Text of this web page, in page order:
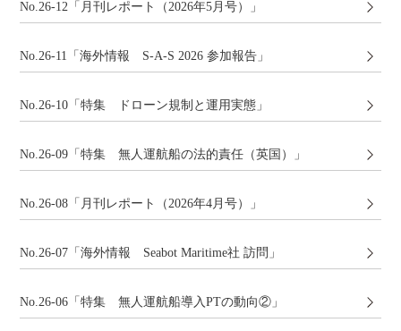
No.26-12「月刊レポート（2026年5月号）」
No.26-11「海外情報 S-A-S 2026 参加報告」
No.26-10「特集 ドローン規制と運用実態」
No.26-09「特集 無人運航船の法的責任（英国）」
No.26-08「月刊レポート（2026年4月号）」
No.26-07「海外情報 Seabot Maritime社 訪問」
No.26-06「特集 無人運航船導入PTの動向②」